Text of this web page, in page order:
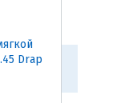
Drap